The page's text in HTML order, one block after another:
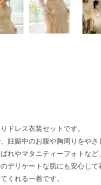
ドレス衣装セットです。
妊娠中のお腹や胸周りをや
れやマタニティーフォトな
デリケートな肌にも安心し
くれる一着です。